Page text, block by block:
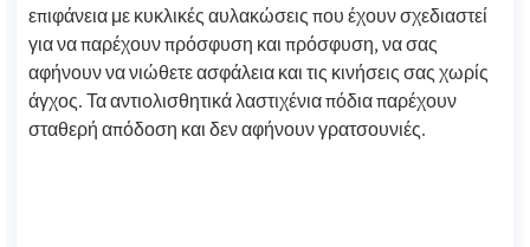
επιφάνεια με κυκλικές αυλακώσεις που έχουν σχεδιαστεί
για να παρέχουν πρόσφυση και πρόσφυση, να σας
αφήνουν να νιώθετε ασφάλεια και τις κινήσεις σας χωρίς
άγχος. Τα αντιολισθητικά λαστιχένια πόδια παρέχουν
σταθερή απόδοση και δεν αφήνουν γρατσουνιές.